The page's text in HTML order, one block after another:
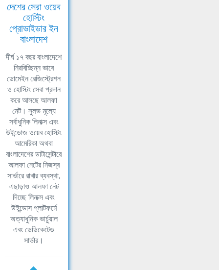
দেশের সেরা ওয়েব
হোস্টিং
প্রোভাইডার ইন
বাংলাদেশ
দীর্ঘ ১৭ বছর বাংলাদেশে
নিরবিচ্ছিন্ন ভাবে
ডোমেইন রেজিস্ট্রেশন
ও হোস্টিং সেবা প্রদান
করে আসছে আলফা
নেট। সুলভ মূল্যে
সর্বাধুনিক লিনাক্স এবং
উইন্ডোজ ওয়েব হোস্টিং
আমেরিকা অথবা
বাংলাদেশের ডাটাসেন্টারে
আলফা নেটের নিজস্ব
সার্ভারে রাখার ব্যবস্থা,
এছাড়াও আলফা নেট
দিচ্ছে লিনাক্স এবং
উইন্ডোস প্লাটফর্মে
অত্যাধুনিক ভার্চুয়াল
এবং ডেডিকেটেড
সার্ভার।